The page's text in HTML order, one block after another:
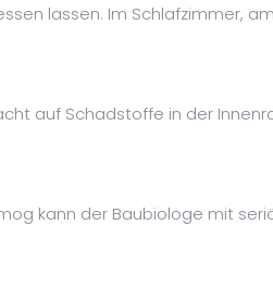
lassen. Im Schlafzimmer,
auf Schadstoffe in der
kann der Baubiologe mit